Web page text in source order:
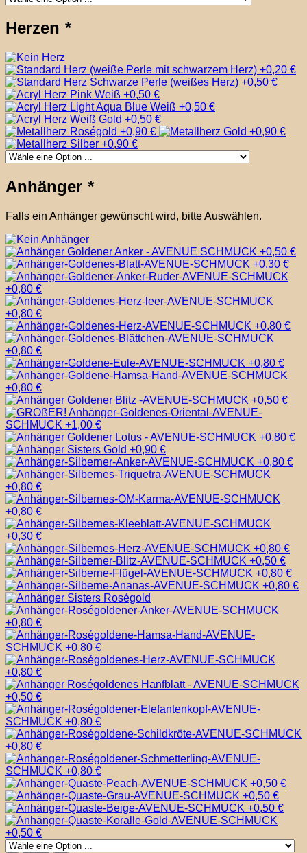
Herzen *
Anhänger *
Falls ein Anhänger gewünscht wird, bitte Auswählen.